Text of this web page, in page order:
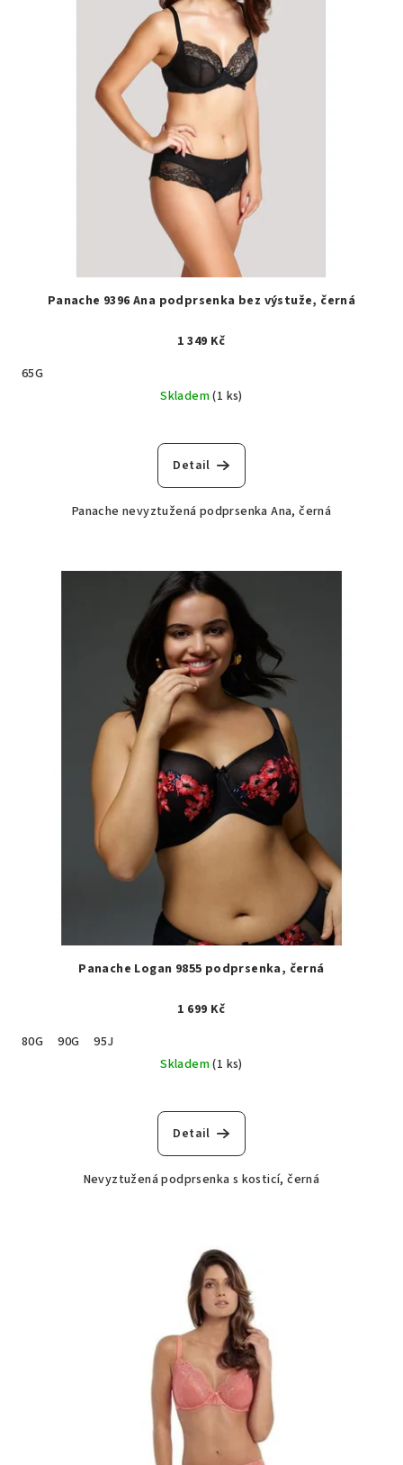
Panache 9396 Ana podprsenka bez výstuže, černá
1 349 Kč
65G
Skladem(1 ks)
Detail
Panache nevyztužená podprsenka Ana, černá
Panache Logan 9855 podprsenka, černá
1 699 Kč
80G
90G
95J
Skladem(1 ks)
Detail
Nevyztužená podprsenka s kosticí, černá